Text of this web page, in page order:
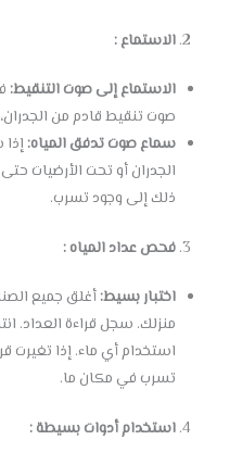
الاستماع :
الاستماع إلى صوت التنقيط:
صوت تنقيط قادم من الجدران،
سماع صوت تدفق المياه:
الجدران أو تحت الأرضيات
ذلك إلى وجود تسرب.
فحص عداد المياه :
اختبار بسيط:أغلق جميع
منزلك. سجل قراءة العداد.
استخدام أي ماء. إذا تغيرت
تسرب في مكان ما.
استخدام أدوات بسيطة :